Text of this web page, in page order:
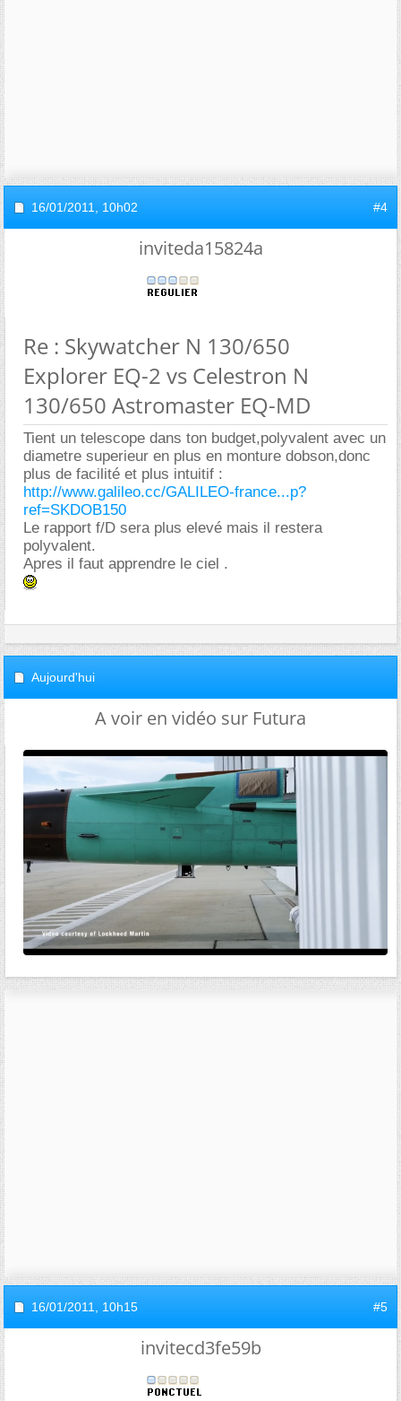
16/01/2011, 10h02 #4
inviteda15824a
Re : Skywatcher N 130/650
Explorer EQ-2 vs Celestron N
130/650 Astromaster EQ-MD
Tient un telescope dans ton budget,polyvalent avec un
diametre superieur en plus en monture dobson,donc
plus de facilité et plus intuitif :
http://www.galileo.cc/GALILEO-france...p?
ref=SKDOB150
Le rapport f/D sera plus elevé mais il restera
polyvalent.
Apres il faut apprendre le ciel .
Aujourd'hui
A voir en vidéo sur Futura
16/01/2011, 10h15 #5
invitecd3fe59b